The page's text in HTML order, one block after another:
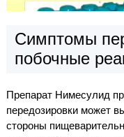
Симптомы
побочные
Препарат Нимесулид
передозировки может
стороны